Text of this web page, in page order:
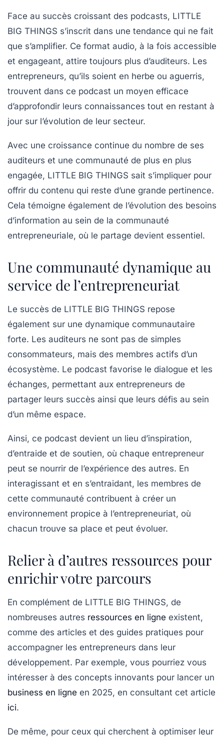
Face au succès croissant des podcasts, LITTLE
BIG THINGS s’inscrit dans une tendance qui ne fait
que s’amplifier. Ce format audio, à la fois accessible
et engageant, attire toujours plus d’auditeurs. Les
entrepreneurs, qu’ils soient en herbe ou aguerris,
trouvent dans ce podcast un moyen efficace
d’approfondir leurs connaissances tout en restant à
jour sur l’évolution de leur secteur.
Avec une croissance continue du nombre de ses
auditeurs et une communauté de plus en plus
engagée, LITTLE BIG THINGS sait s’impliquer pour
offrir du contenu qui reste d’une grande pertinence.
Cela témoigne également de l’évolution des besoins
d’information au sein de la communauté
entrepreneuriale, où le partage devient essentiel.
Une communauté dynamique au
service de l’entrepreneuriat
Le succès de LITTLE BIG THINGS repose
également sur une dynamique communautaire
forte. Les auditeurs ne sont pas de simples
consommateurs, mais des membres actifs d’un
écosystème. Le podcast favorise le dialogue et les
échanges, permettant aux entrepreneurs de
partager leurs succès ainsi que leurs défis au sein
d’un même espace.
Ainsi, ce podcast devient un lieu d’inspiration,
d’entraide et de soutien, où chaque entrepreneur
peut se nourrir de l’expérience des autres. En
interagissant et en s’entraidant, les membres de
cette communauté contribuent à créer un
environnement propice à l’entrepreneuriat, où
chacun trouve sa place et peut évoluer.
Relier à d’autres ressources pour
enrichir votre parcours
En complément de LITTLE BIG THINGS, de
nombreuses autres ressources en ligne existent,
comme des articles et des guides pratiques pour
accompagner les entrepreneurs dans leur
développement. Par exemple, vous pourriez vous
intéresser à des concepts innovants pour lancer un
business en ligne en 2025, en consultant cet article
ici.
De même, pour ceux qui cherchent à optimiser leur